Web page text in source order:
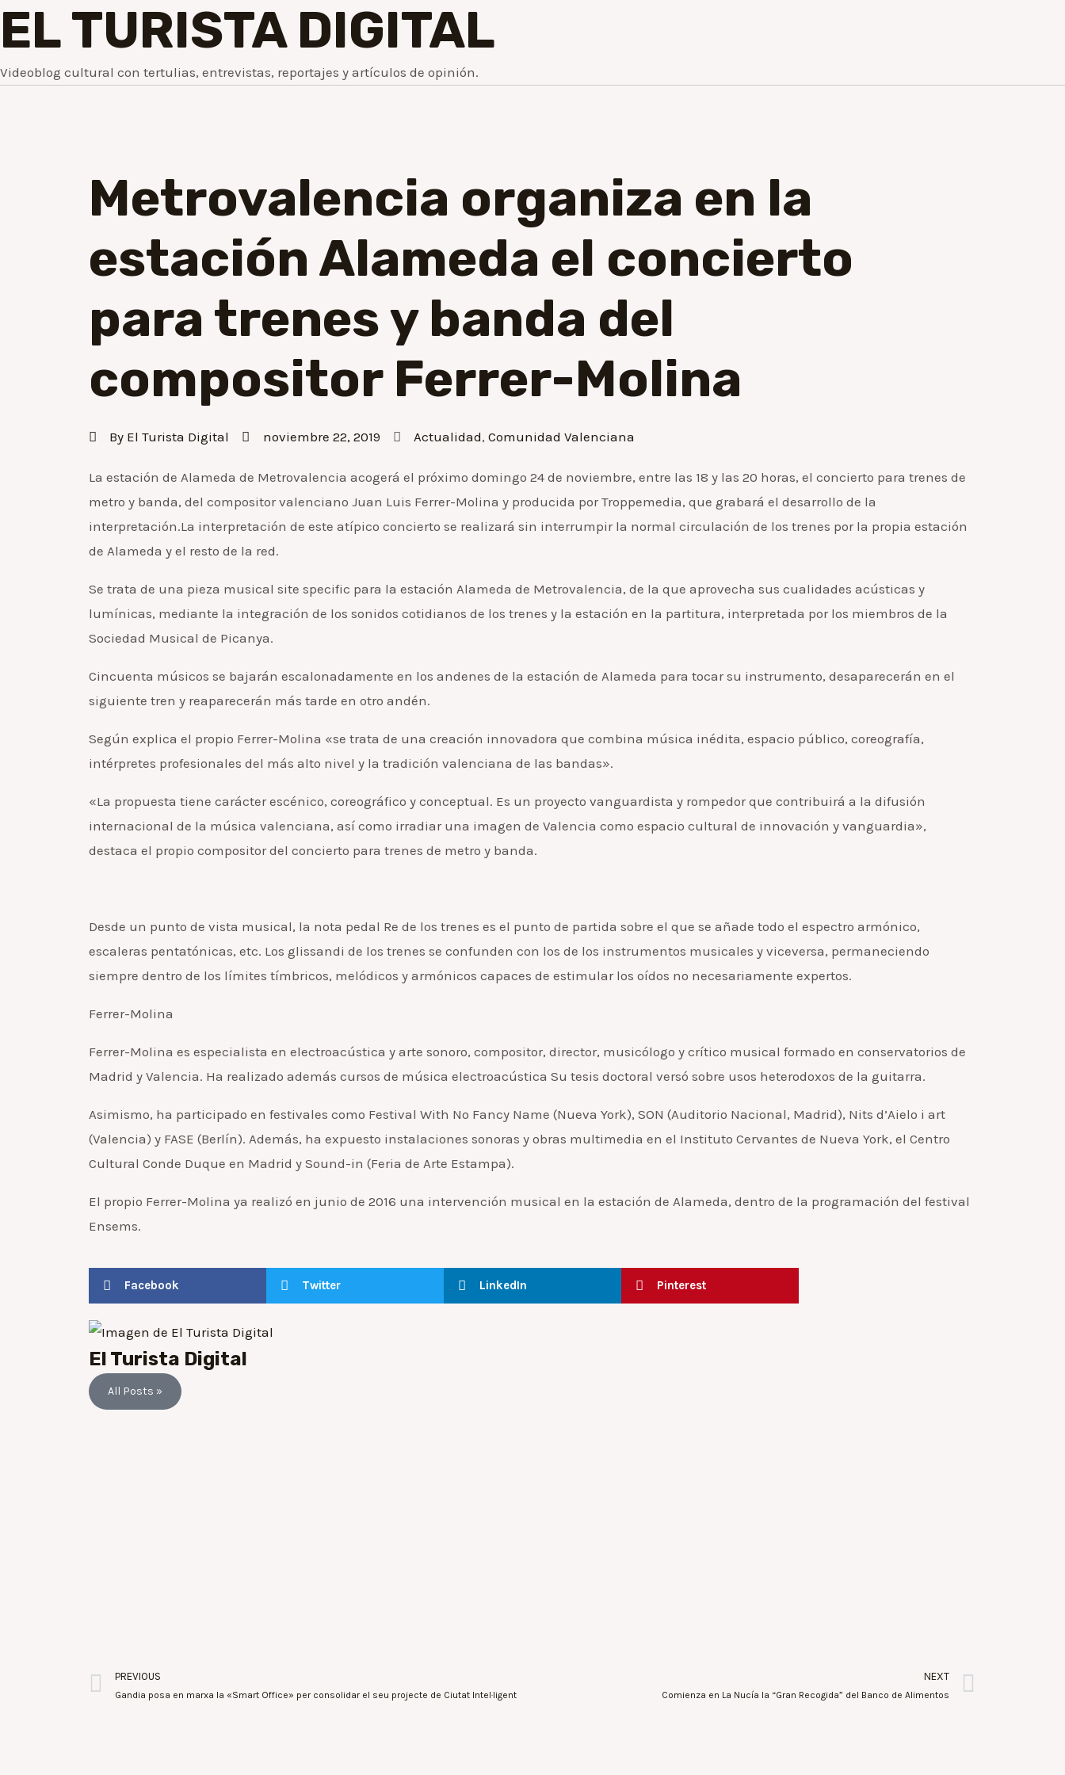
EL TURISTA DIGITAL
Videoblog cultural con tertulias, entrevistas, reportajes y artículos de opinión.
Metrovalencia organiza en la
estación Alameda el concierto
para trenes y banda del
compositor Ferrer-Molina
By El Turista Digital noviembre 22, 2019 Actualidad, Comunidad Valenciana
La estación de Alameda de Metrovalencia acogerá el próximo domingo 24 de noviembre, entre las 18 y las 20 horas, el concierto para trenes de
metro y banda, del compositor valenciano Juan Luis Ferrer-Molina y producida por Troppemedia, que grabará el desarrollo de la
interpretación.La interpretación de este atípico concierto se realizará sin interrumpir la normal circulación de los trenes por la propia estación
de Alameda y el resto de la red.
Se trata de una pieza musical site specific para la estación Alameda de Metrovalencia, de la que aprovecha sus cualidades acústicas y
lumínicas, mediante la integración de los sonidos cotidianos de los trenes y la estación en la partitura, interpretada por los miembros de la
Sociedad Musical de Picanya.
Cincuenta músicos se bajarán escalonadamente en los andenes de la estación de Alameda para tocar su instrumento, desaparecerán en el
siguiente tren y reaparecerán más tarde en otro andén.
Según explica el propio Ferrer-Molina «se trata de una creación innovadora que combina música inédita, espacio público, coreografía,
intérpretes profesionales del más alto nivel y la tradición valenciana de las bandas».
«La propuesta tiene carácter escénico, coreográfico y conceptual. Es un proyecto vanguardista y rompedor que contribuirá a la difusión
internacional de la música valenciana, así como irradiar una imagen de Valencia como espacio cultural de innovación y vanguardia»,
destaca el propio compositor del concierto para trenes de metro y banda.
Desde un punto de vista musical, la nota pedal Re de los trenes es el punto de partida sobre el que se añade todo el espectro armónico,
escaleras pentatónicas, etc. Los glissandi de los trenes se confunden con los de los instrumentos musicales y viceversa, permaneciendo
siempre dentro de los límites tímbricos, melódicos y armónicos capaces de estimular los oídos no necesariamente expertos.
Ferrer-Molina
Ferrer-Molina es especialista en electroacústica y arte sonoro, compositor, director, musicólogo y crítico musical formado en conservatorios de
Madrid y Valencia. Ha realizado además cursos de música electroacústica Su tesis doctoral versó sobre usos heterodoxos de la guitarra.
Asimismo, ha participado en festivales como Festival With No Fancy Name (Nueva York), SON (Auditorio Nacional, Madrid), Nits d’Aielo i art
(Valencia) y FASE (Berlín). Además, ha expuesto instalaciones sonoras y obras multimedia en el Instituto Cervantes de Nueva York, el Centro
Cultural Conde Duque en Madrid y Sound-in (Feria de Arte Estampa).
El propio Ferrer-Molina ya realizó en junio de 2016 una intervención musical en la estación de Alameda, dentro de la programación del festival
Ensems.
Facebook Twitter LinkedIn Pinterest
El Turista Digital
All Posts »
PREVIOUS
Gandia posa en marxa la «Smart Office» per consolidar el seu projecte de Ciutat Intel·ligent
NEXT
Comienza en La Nucía la “Gran Recogida” del Banco de Alimentos